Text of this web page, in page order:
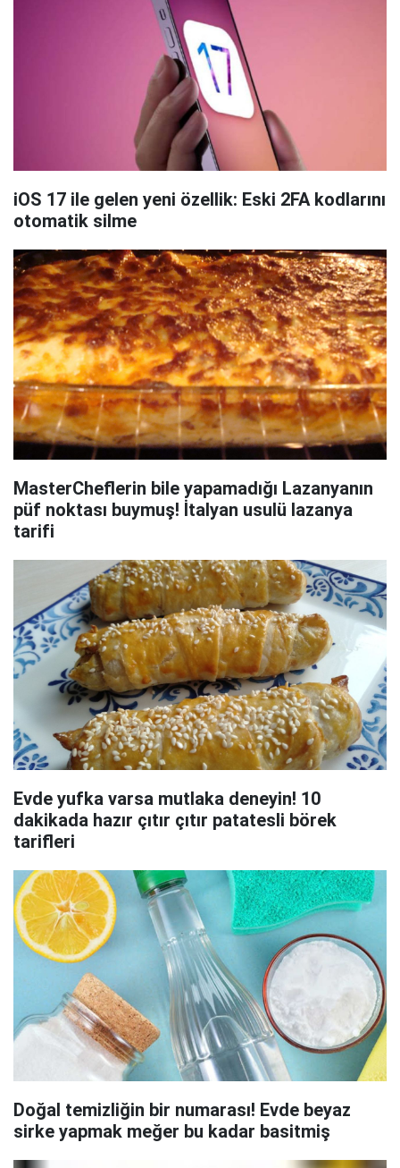
iOS 17 ile gelen yeni özellik: Eski 2FA kodlarını
otomatik silme
MasterCheflerin bile yapamadığı Lazanyanın
püf noktası buymuş! İtalyan usulü lazanya
tarifi
Evde yufka varsa mutlaka deneyin! 10
dakikada hazır çıtır çıtır patatesli börek
tarifleri
Doğal temizliğin bir numarası! Evde beyaz
sirke yapmak meğer bu kadar basitmiş